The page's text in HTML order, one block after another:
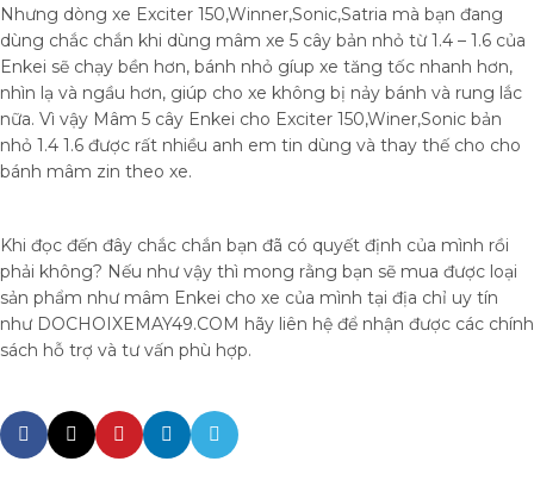
Nhưng dòng xe Exciter 150,Winner,Sonic,Satria mà bạn đang
dùng chắc chắn khi dùng mâm xe 5 cây bản nhỏ từ 1.4 – 1.6 của
Enkei sẽ chạy bền hơn, bánh nhỏ gíup xe tăng tốc nhanh hơn,
nhìn lạ và ngầu hơn, giúp cho xe không bị nảy bánh và rung lắc
nữa. Vì vậy Mâm 5 cây Enkei cho Exciter 150,Winer,Sonic bản
nhỏ 1.4 1.6 được rất nhiều anh em tin dùng và thay thế cho cho
bánh mâm zin theo xe.
Khi đọc đến đây chắc chắn bạn đã có quyết định của mình rồi
phải không? Nếu như vậy thì mong rằng bạn sẽ mua được loại
sản phẩm như mâm Enkei cho xe của mình tại địa chỉ uy tín
như DOCHOIXEMAY49.COM hãy liên hệ để nhận được các chính
sách hỗ trợ và tư vấn phù hợp.